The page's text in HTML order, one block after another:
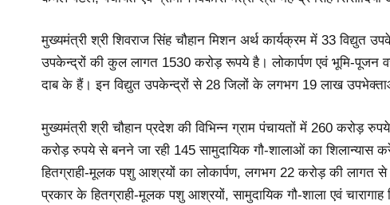
मुख्यमंत्री श्री शिवराज सिंह चौहान मिशन अर्थ कार्यक्रम में 33 विद्युत
उपकेन्द्रों की कुल लागत 1530 करोड़ रूपये है। लोकार्पण एवं भूमि-पूजन
दाब के हैं। इन विद्युत उपकेन्द्रों से 28 जिलों के लगभग 19 लाख उपभेक्ताओं
मुख्यमंत्री श्री चौहान प्रदेश की विभिन्न ग्राम पंचायतों में 260 करोड़
करोड़ रुपये से बनने जा रही 145 सामुदायिक गौ-शालाओं का
हितग्राही-मूलक पशु आश्रयों का लोकार्पण, लगभग 22 करोड़ की लागत
प्रकार के हितग्राही-मूलक पशु आश्रयों, सामुदायिक गौ-शाला एवं